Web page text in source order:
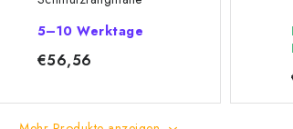
cm, Breite 29 cm, Höhe
1,4 cm
5–10 Werktage
€56,56